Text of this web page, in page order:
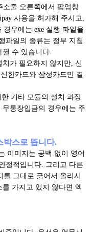
소줄 오른쪽에서 팝업창
사용을 허가해 주시고,
우에는 exe 실행 파일을
파일의 종류는 정부 지침
뀔 수 있습니다.
치가 필요하지 않지만, 신
한카드와 삼성카드만 결
기타 모듈의 설치 과정
통장입금의 경우에는 주
박스로 뜹니다.
이미지는 공백 없이 영어
정적입니다. 그리고 다른
그대로 긁어서 올리시
가지고 있지 않다면 엑